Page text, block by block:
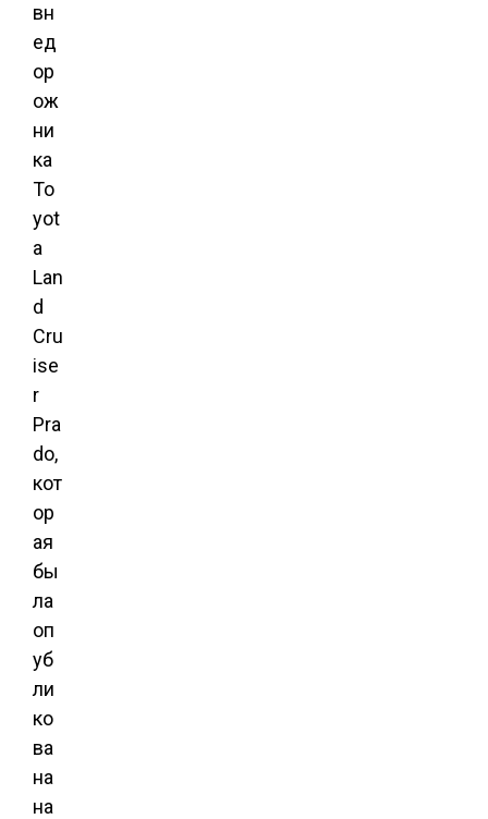
вн
ед
ор
ож
ни
ка
To
yot
a
Lan
d
Cru
ise
r
Pra
do,
кот
ор
ая
бы
ла
оп
уб
ли
ко
ва
на
на